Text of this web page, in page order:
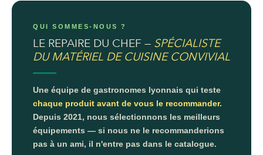
QUI SOMMES-NOUS ?
LE REPAIRE DU CHEF — SPÉCIALISTE
DU MATÉRIEL DE CUISINE CONVIVIAL
Une équipe de gastronomes lyonnais qui teste
chaque produit avant de vous le recommander.
Depuis 2021, nous sélectionnons les meilleurs
équipements — si nous ne le recommanderions
pas à un ami, il n'entre pas dans le catalogue.